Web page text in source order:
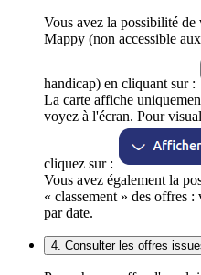
Vous avez la possibilité
Mappy (non accessible
handicap) en cliquant sur :
La carte affiche
voyez à l'écran. Pour
cliquez sur :
Vous avez également la
« classement » des offres
par date.
4. Consulter les offres